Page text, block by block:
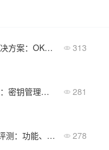
跨部门沟通的数字化解决方案：OKR、看板与协同工具组合使用 313
保密通讯系统模块拆解：密钥管理、身份认证、传输加密独立解析 281
免费视频会议app横向评测：功能、人数与画质谁更胜一筹？ 278